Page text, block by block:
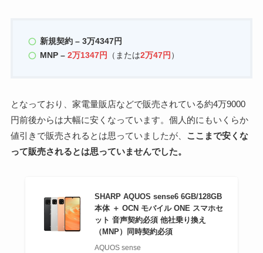
新規契約 – 3万4347円
MNP –2万1347円 （または2万47円 ）
となっており、家電量販店などで販売されている約4万9000
円前後からは大幅に安くなっています。個人的にもいくらか
値引きで販売されるとは思っていましたが、 ここまで安くな
って販売されるとは思っていませんでした。
SHARP AQUOS sense6 6GB/128GB
本体 ＋ OCN モバイル ONE スマホセ
ット 音声契約必須 他社乗り換え
（MNP）同時契約必須
AQUOS sense